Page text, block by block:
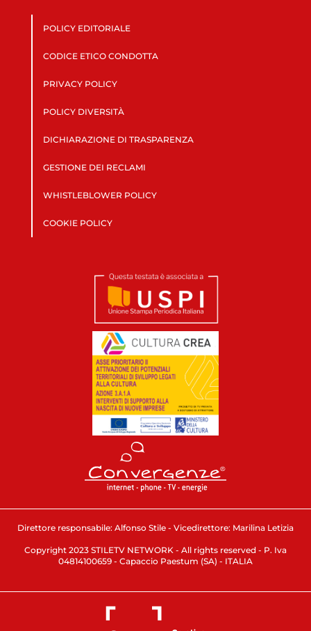
POLICY EDITORIALE
CODICE ETICO CONDOTTA
PRIVACY POLICY
POLICY DIVERSITÀ
DICHIARAZIONE DI TRASPARENZA
GESTIONE DEI RECLAMI
WHISTLEBLOWER POLICY
COOKIE POLICY
Direttore responsabile: Alfonso Stile - Vicedirettore: Marilina Letizia
Copyright 2023 STILETV NETWORK - All rights reserved - P. Iva
04814100659 - Capaccio Paestum (SA) - ITALIA